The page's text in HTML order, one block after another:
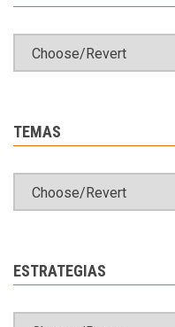
TEMAS
ESTRATEGIAS